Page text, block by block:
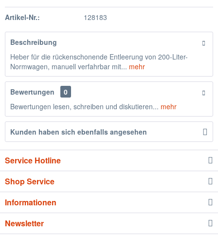
Artikel-Nr.: 128183
Beschreibung
Heber für die rückenschonende Entleerung von 200-Liter-
Normwagen, manuell verfahrbar mit... mehr
Bewertungen
0
Bewertungen lesen, schreiben und diskutieren... mehr
Kunden haben sich ebenfalls angesehen
Service Hotline
Shop Service
Informationen
Newsletter